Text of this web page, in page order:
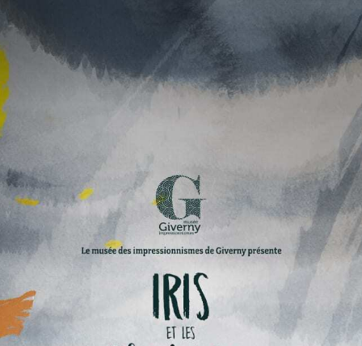
English version
Ce projet a été cofinancé
par l'Union Européenne
IRIS
graines
lumineuses
Un conte interactif pour explorer les secrets du musée
commencer